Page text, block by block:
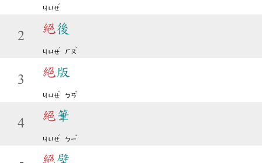
ㄐㄩㄝ
ˊ
2
絕後
ㄐㄩㄝ
ˊ
ㄏㄡ
ˋ
3
絕版
ㄐㄩㄝ
ˊ
ㄅㄢ
ˇ
4
絕筆
ㄐㄩㄝ
ˊ
ㄅㄧ
ˇ
絕壁